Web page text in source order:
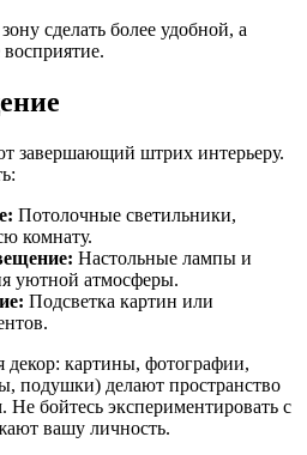
сделать более удобной, а
завершающий штрих интерьеру.
Потолочные светильники,
комнату.
Настольные лампы и
уютной атмосферы.
Подсветка картин или
декор: картины, фотографии,
подушки) делают пространство
бойтесь экспериментировать с
вашу личность.